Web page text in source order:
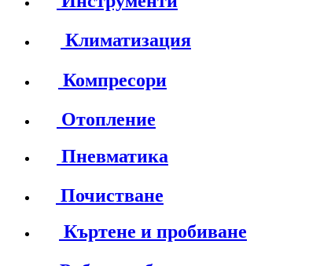
Климатизация
Компресори
Отопление
Пневматика
Почистване
Къртене и пробиване